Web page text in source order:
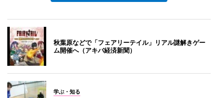
秋葉原などで「フェアリーテイル」リアル謎解きゲー
ム開催へ（アキバ経済新聞）
学ぶ・知る